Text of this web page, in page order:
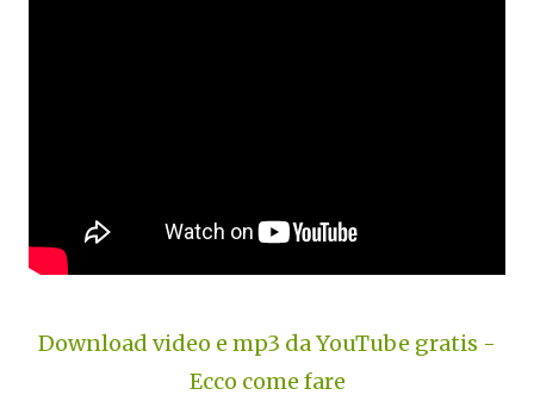
Download video e mp3 da YouTube gratis -
Ecco come fare